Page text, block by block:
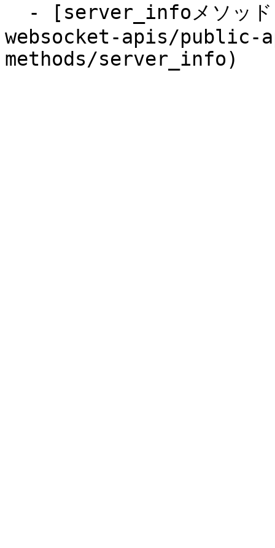
websocket-apis/public-
methods/server_info)